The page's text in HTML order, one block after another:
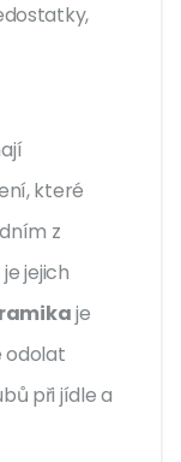
které
z
jejich
je
odolat
při jídle a